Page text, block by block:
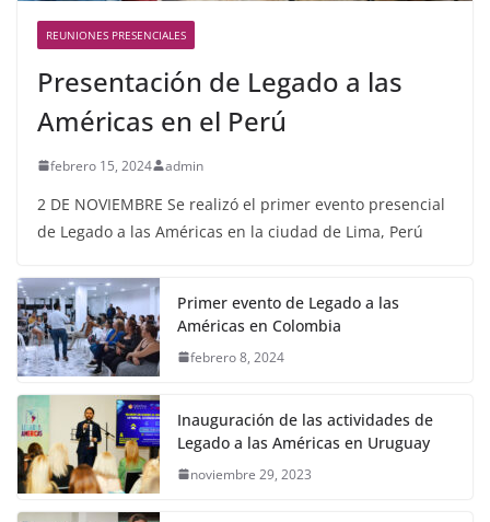
REUNIONES PRESENCIALES
Presentación de Legado a las
Américas en el Perú
febrero 15, 2024 admin
2 DE NOVIEMBRE Se realizó el primer evento presencial
de Legado a las Américas en la ciudad de Lima, Perú
Primer evento de Legado a las
Américas en Colombia
febrero 8, 2024
Inauguración de las actividades de
Legado a las Américas en Uruguay
noviembre 29, 2023